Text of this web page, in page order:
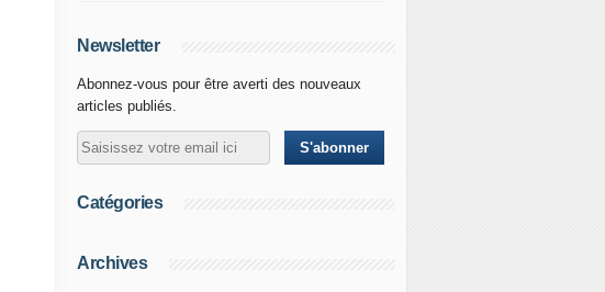
Newsletter
Abonnez-vous pour être averti des nouveaux
articles publiés.
Catégories
Archives